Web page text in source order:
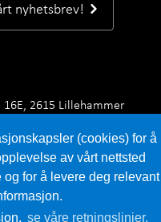
(cookies) for å
av vårt nettsted
og for å levere deg relevant
se våre retningslinjer.
nyhetsbrev!
16E, 2615 Lillehammer
09.00 - 15.30